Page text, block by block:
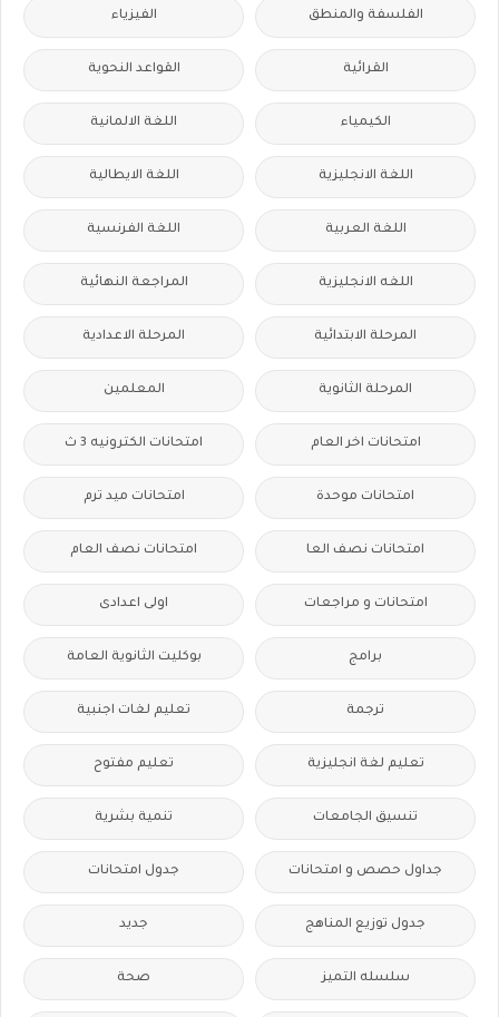
الفلسفة والمنطق الفيزياء
القرائية القواعد النحوية
الكيمياء اللغة الالمانية
اللغة الانجليزية اللغة الايطالية
اللغة العربية اللغة الفرنسية
اللغه الانجليزية المراجعة النهائية
المرحلة الابتدائية المرحلة الاعدادية
المرحلة الثانوية المعلمين
امتحانات اخر العام امتحانات الكترونيه 3 ث
امتحانات موحدة امتحانات ميد ترم
امتحانات نصف العا امتحانات نصف العام
امتحانات و مراجعات اولى اعدادى
برامج بوكليت الثانوية العامة
ترجمة تعليم لغات اجنبية
تعليم لغة انجليزية تعليم مفتوح
تنسيق الجامعات تنمية بشرية
جداول حصص و امتحانات جدول امتحانات
جدول توزيع المناهج جديد
سلسله التميز صحة